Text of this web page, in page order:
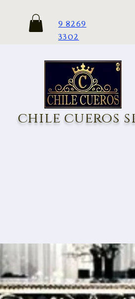
9 8269
3302
chile cueros